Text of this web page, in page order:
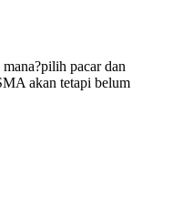
pacar dan
akan tetapi belum